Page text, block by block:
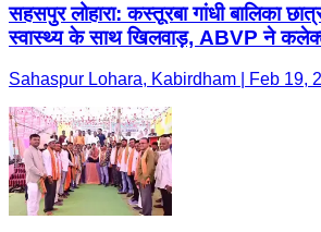
सहसपुर लोहारा: कस्तूरबा गांधी बालिका
स्वास्थ्य के साथ खिलवाड़, ABVP ने
Sahaspur Lohara, Kabirdham | Feb 19,